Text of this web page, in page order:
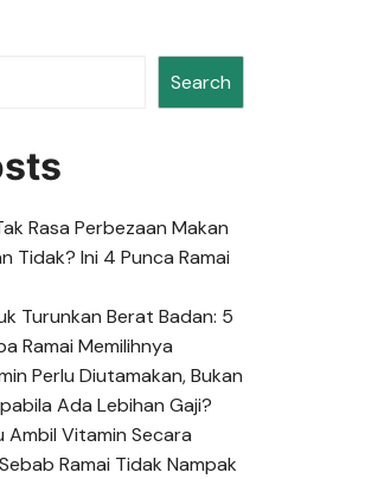
Search
Rasa Perbezaan Makan
Tidak? Ini 4 Punca Ramai
Turunkan Berat Badan: 5
Ramai Memilihnya
Perlu Diutamakan, Bukan
Ada Lebihan Gaji?
Ambil Vitamin Secara
Ramai Tidak Nampak